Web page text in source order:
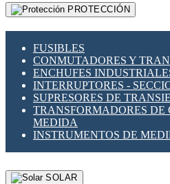
PROTECCIÓN
FUSIBLES
CONMUTADORES Y
ENCHUFES
INTERRUPTORES -
SUPRESORES DE
TRANSFORMADORES DE
MEDIDA
INSTRUMENTOS DE
SOLAR